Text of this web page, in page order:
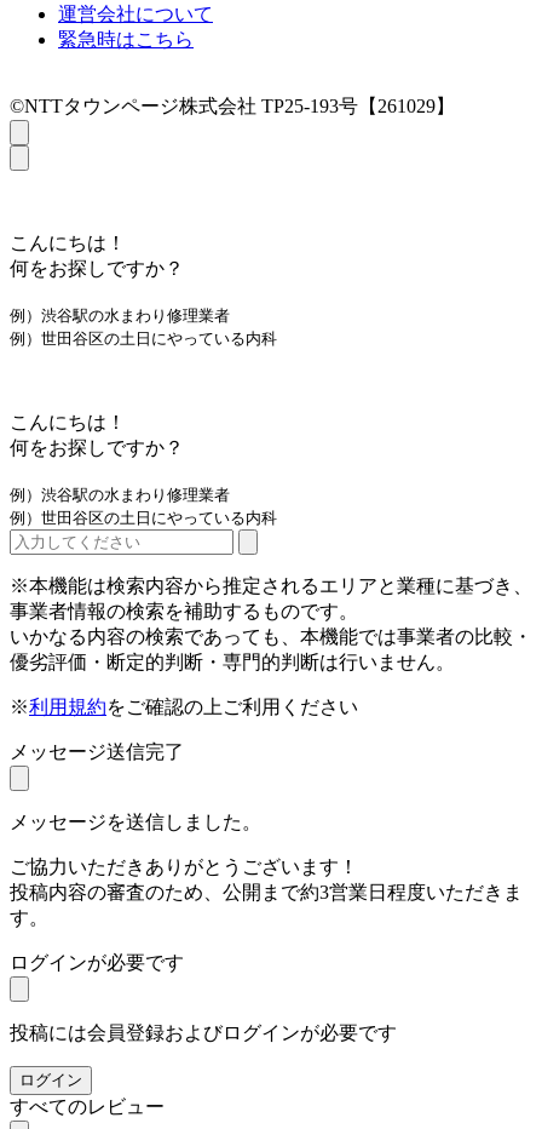
運営会社について
緊急時はこちら
©NTTタウンページ株式会社 TP25-193号【261029】
こんにちは！
何をお探しですか？
例）渋谷駅の水まわり修理業者
例）世田谷区の土日にやっている内科
こんにちは！
何をお探しですか？
例）渋谷駅の水まわり修理業者
例）世田谷区の土日にやっている内科
※本機能は検索内容から推定されるエリアと業種に基づき、
事業者情報の検索を補助するものです。
いかなる内容の検索であっても、本機能では事業者の比較・
優劣評価・断定的判断・専門的判断は行いません。
※利用規約をご確認の上ご利用ください
メッセージ送信完了
メッセージを送信しました。
ご協力いただきありがとうございます！
投稿内容の審査のため、公開まで約3営業日程度いただきま
す。
ログインが必要です
投稿には会員登録およびログインが必要です
ログイン
すべてのレビュー